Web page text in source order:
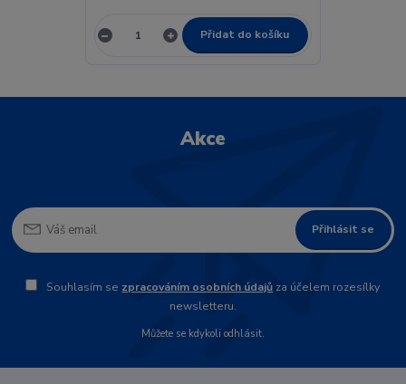
Přidat do košíku
Akce
Přihlásit se
Souhlasím se zpracováním osobních údajů za účelem rozesílky
newsletteru.
Můžete se kdykoli odhlásit.